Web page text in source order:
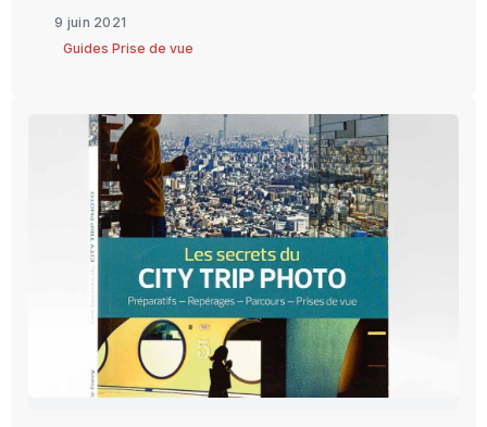
9 juin 2021
Guides Prise de vue